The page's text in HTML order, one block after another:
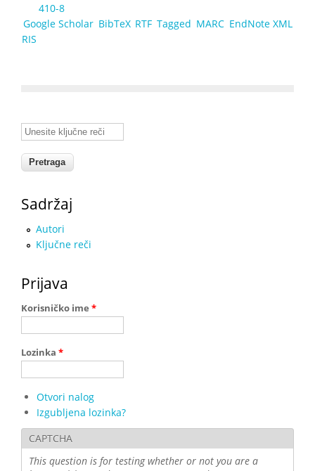
410-8
Google Scholar BibTeX RTF Tagged MARC EndNote XML
RIS
Unesite ključne reči
Sadržaj
Autori
Ključne reči
Prijava
Korisničko ime *
Lozinka *
Otvori nalog
Izgubljena lozinka?
CAPTCHA
This question is for testing whether or not you are a